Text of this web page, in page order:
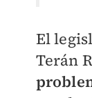
El
Terán